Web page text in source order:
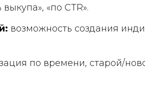
«по CTR».
возможность создания
по времени, старой/